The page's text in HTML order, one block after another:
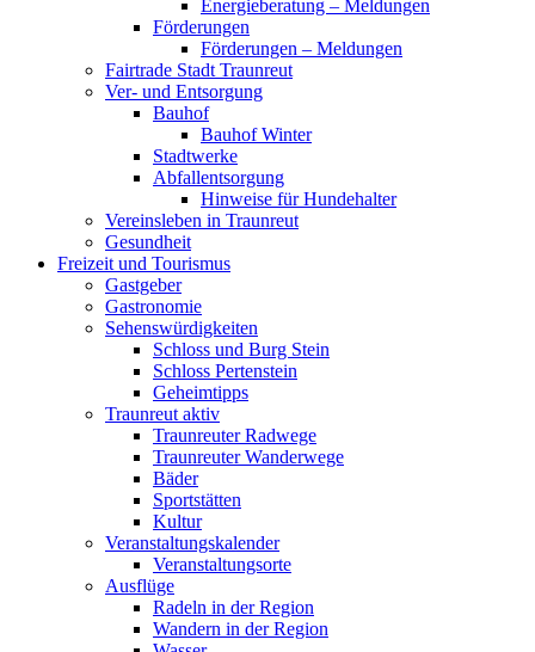
Energieberatung – Meldungen
Förderungen
Förderungen – Meldungen
Fairtrade Stadt Traunreut
Ver- und Entsorgung
Bauhof
Bauhof Winter
Stadtwerke
Abfallentsorgung
Hinweise für Hundehalter
Vereinsleben in Traunreut
Gesundheit
Freizeit und Tourismus
Gastgeber
Gastronomie
Sehenswürdigkeiten
Schloss und Burg Stein
Schloss Pertenstein
Geheimtipps
Traunreut aktiv
Traunreuter Radwege
Traunreuter Wanderwege
Bäder
Sportstätten
Kultur
Veranstaltungskalender
Veranstaltungsorte
Ausflüge
Radeln in der Region
Wandern in der Region